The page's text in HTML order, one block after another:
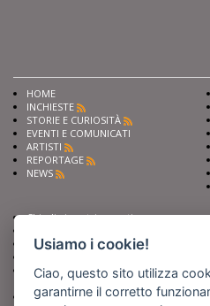
HOME
INCHIESTE
STORIE E CURIOSITÀ
EVENTI E COMUNICATI
ARTISTI
REPORTAGE
NEWS
Chiedi ai nostri esperti
Fai pubblicità con noi
Iscriviti al nostro corso di
giornalismo
Compra i nostri libri
Usiamo i cookie!
Ciao, questo sito utilizza
garantirne il corretto